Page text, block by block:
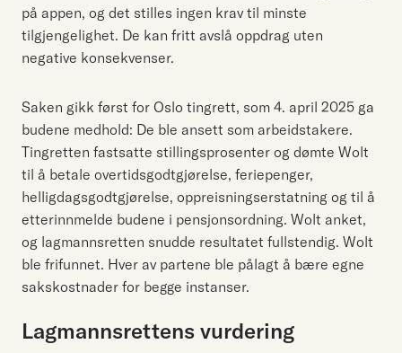
på appen, og det stilles ingen krav til minste
tilgjengelighet. De kan fritt avslå oppdrag uten
negative konsekvenser.
Saken gikk først for Oslo tingrett, som 4. april 2025 ga
budene medhold: De ble ansett som arbeidstakere.
Tingretten fastsatte stillingsprosenter og dømte Wolt
til å betale overtidsgodtgjørelse, feriepenger,
helligdagsgodtgjørelse, oppreisningserstatning og til å
etterinnmelde budene i pensjonsordning. Wolt anket,
og lagmannsretten snudde resultatet fullstendig. Wolt
ble frifunnet. Hver av partene ble pålagt å bære egne
sakskostnader for begge instanser.
Lagmannsrettens vurdering